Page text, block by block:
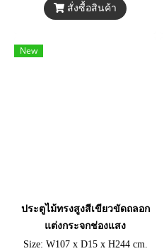
สั่งซื้อสินค้า
New
ประตูไม้ทรงสูงสีเขียวขัดถลอก
แต่งกระจกช่องแสง
Size: W107 x D15 x H244 cm.